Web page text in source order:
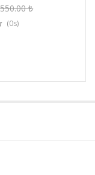
550.00₺
(0s)